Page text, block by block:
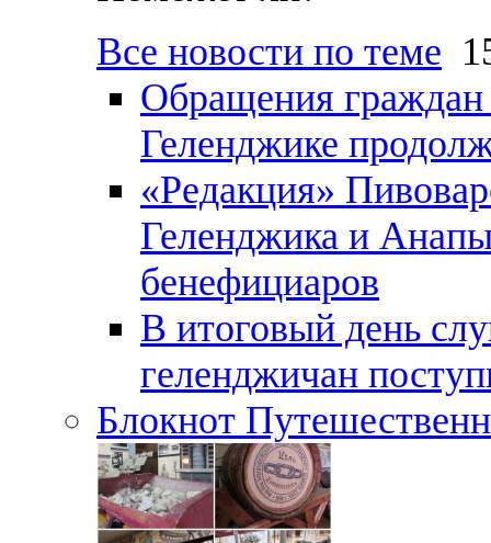
Все новости по теме
Обращения граждан
Геленджике
«Редакция»
Геленджика и
бенефициаров
В итоговый день
геленджичан
Блокнот